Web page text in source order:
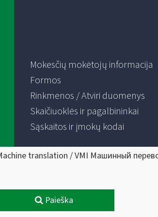
Mokesčių mokėtojų informacija
Formos
Rinkmenos / Atviri duomenys
Skaičiuoklės ir pagalbininkai
Sąskaitos ir įmokų kodai
translation / VMI Машинный
Paieška